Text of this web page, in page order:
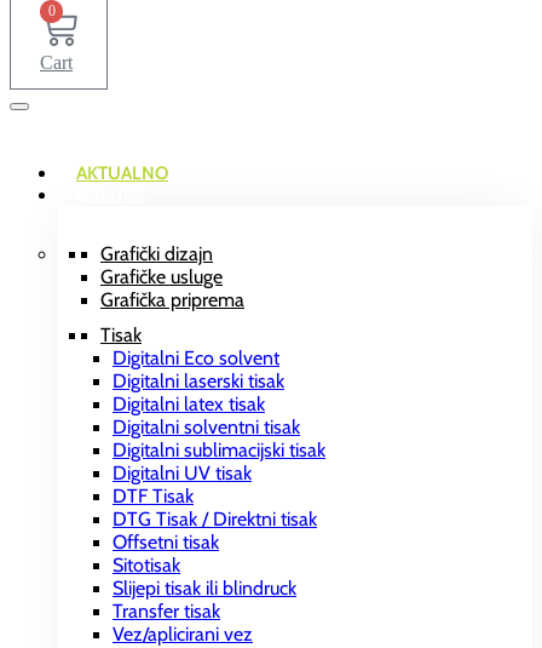
0
Cart
AKTUALNO
Grafički dizajn
Grafičke usluge
Grafička priprema
Tisak
Digitalni Eco solvent
Digitalni laserski tisak
Digitalni latex tisak
Digitalni solventni tisak
Digitalni sublimacijski tisak
Digitalni UV tisak
DTF Tisak
DTG Tisak / Direktni tisak
Offsetni tisak
Sitotisak
Slijepi tisak ili blindruck
Transfer tisak
Vez/aplicirani vez